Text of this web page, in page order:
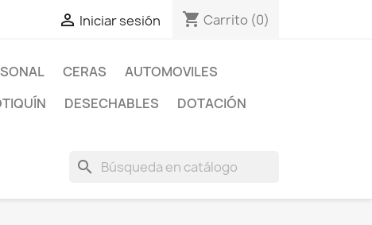
 Iniciar sesión shopping_cart Carrito (0)
CERAS
AUTOMOVILES
DESECHABLES
DOTACIÓN
search